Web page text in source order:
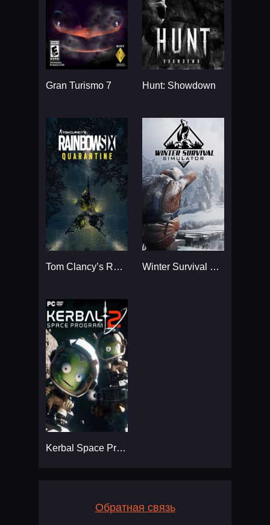
Gran Turismo 7 Hunt: Showdown
Tom Clancy’s Rainbow Six Winter Survival Simulator
Kerbal Space Program 2
Обратная связь